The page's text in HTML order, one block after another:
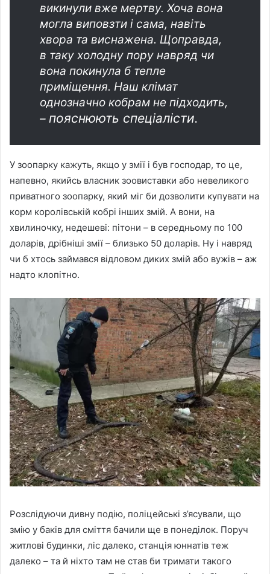
викинули вже мертву. Хоча вона
могла виповзти і сама, навіть
хвора та виснажена. Щоправда,
в таку холодну пору навряд чи
вона покинула б тепле
приміщення. Наш клімат
однозначно кобрам не підходить,
– пояснюють спеціалісти.
У зоопарку кажуть, якщо у змії і був господар, то це,
напевно, якийсь власник зоовиставки або невеликого
приватного зоопарку, який міг би дозволити купувати на
корм королівській кобрі інших змій. А вони, на
хвилиночку, недешеві: пітони – в середньому по 100
доларів, дрібніші змії – близько 50 доларів. Ну і навряд
чи б хтось займався відловом диких змій або вужів – аж
надто клопітно.
Розслідуючи дивну подію, поліцейські з’ясували, що
змію у баків для сміття бачили ще в понеділок. Поруч
житлові будинки, ліс далеко, станція юннатів теж
далеко – та й ніхто там не став би тримати такого